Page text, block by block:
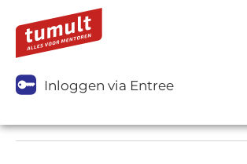
Inloggen via Entree